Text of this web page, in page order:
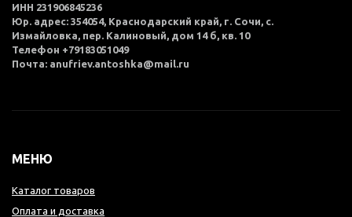
ИНН 231906845236
Юр. адрес: 354054, Краснодарский край, г. Сочи, с.
Измайловка, пер. Калиновый, дом 14 б, кв. 10
Телефон +79183051049
Почта: anufriev.antoshka@mail.ru
МЕНЮ
Каталог товаров
Оплата и доставка